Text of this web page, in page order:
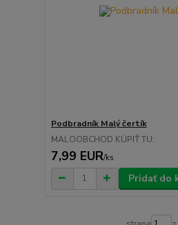
Podbradník Malý čertík
MALOOBCHOD KÚPIŤ TU:
7,99 EUR/ks
Pridať do